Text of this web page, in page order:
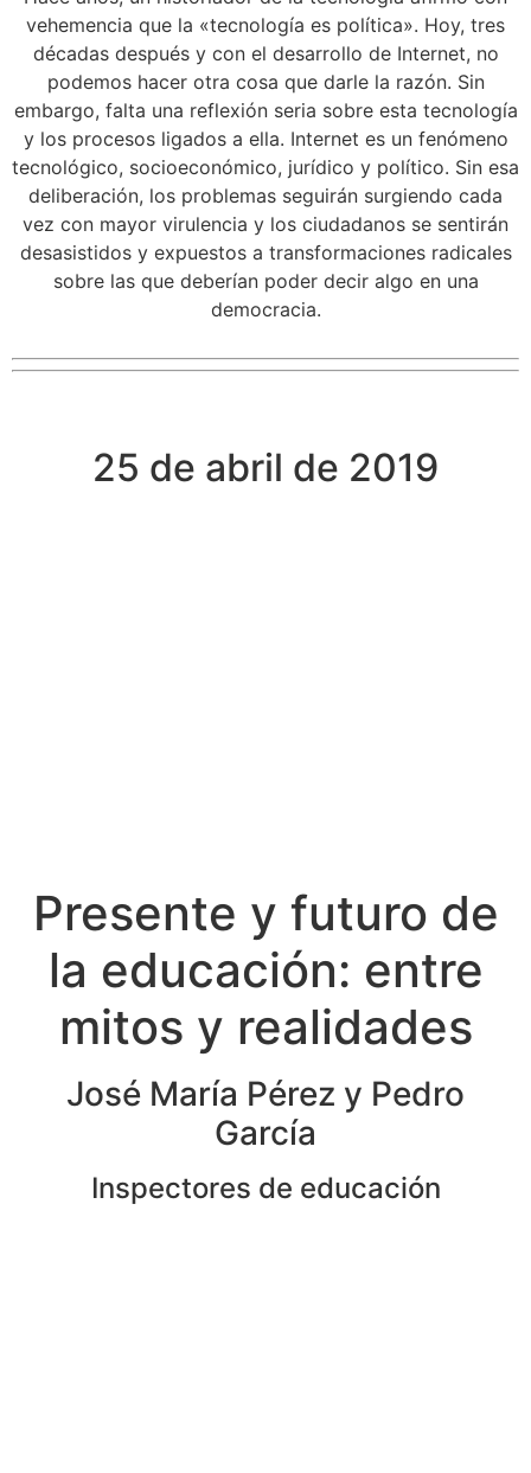
vehemencia que la «tecnología es política». Hoy, tres
décadas después y con el desarrollo de Internet, no
podemos hacer otra cosa que darle la razón. Sin
embargo, falta una reflexión seria sobre esta tecnología
y los procesos ligados a ella. Internet es un fenómeno
tecnológico, socioeconómico, jurídico y político. Sin esa
deliberación, los problemas seguirán surgiendo cada
vez con mayor virulencia y los ciudadanos se sentirán
desasistidos y expuestos a transformaciones radicales
sobre las que deberían poder decir algo en una
democracia.
25 de abril de 2019
26 de febrero 2019
Proyecto Expreso:
Distopía e
incertidumbre